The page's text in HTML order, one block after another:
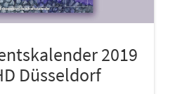
2019
Düsseldorf